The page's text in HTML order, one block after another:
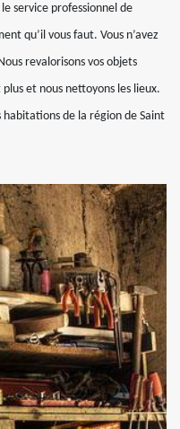
service professionnel de
qu’il vous faut. Vous n’avez
revalorisons vos objets
et nous nettoyons les lieux.
de la région de Saint